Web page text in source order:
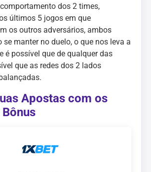
dos 2 times,
últimos 5 jogos em que
os outros adversários, ambos
se manter no duelo, o que nos leva a
é possível que de qualquer das
que as redes dos 2 lados
Apostas com os